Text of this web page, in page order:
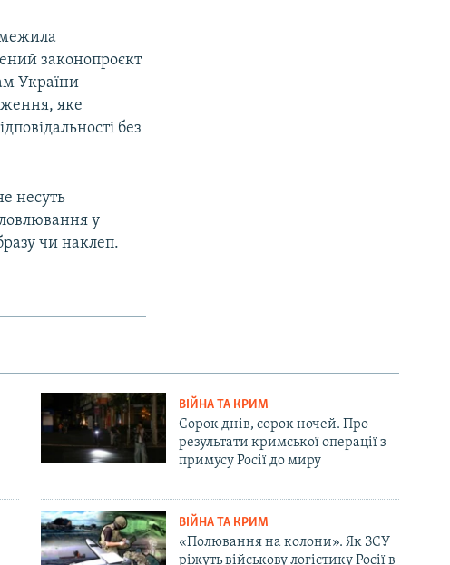
законопроєкт
України
яке
без
несуть
у
чи наклеп.
ВІЙНА ТА КРИМ
Сорок днів, сорок ночей. Про
результати кримської операції з
примусу Росії до миру
ВІЙНА ТА КРИМ
«Полювання на колони». Як ЗСУ
ріжуть військову логістику Росії в